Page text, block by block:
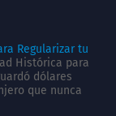
Regularizar tu
Histórica para
dólares
que nunca